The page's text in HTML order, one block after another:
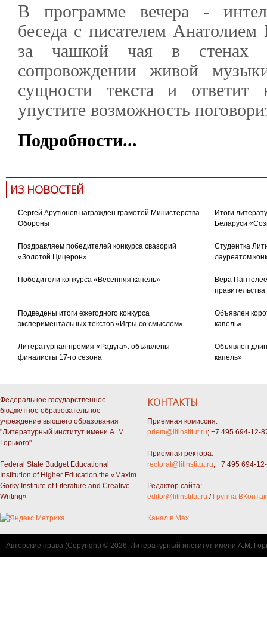
В программе вечера -
беседа с писателем
за чашкой чая в стенах
сопровождении живой
сущности текста и
упустите возможность
Подробности...
ИЗ НОВОСТЕЙ
Сергей Арутюнов награжден грамотой Министерства
Обороны
Итоги
Беларуси
Поздравляем победителей конкурса свазорий
«Золотой Цицерон»
Студентка
лауреатом
Победители конкурса «Весенняя капель»
Вера
Подведены итоги ежегодного конкурса
экспериментальных текстов «Игры со смыслом»
Объявлен
капель»
Литературная премия «Радуга»: объявлены
финалисты 17-го сезона
Объявлен
капель»
Федеральное государственное
бюджетное образовательное
учреждение высшего образования
"Литературный институт имени А. М.
Горького"
Federal State Budget Educational
Institution of Higher Education the «Maxim
Gorky Institute of Literature and Creative
Writing»
КОНТАКТЫ
Приемная комиссия:
priem@litinstitut.ru; +7 495 694-12-
Приемная ректора:
rectorat@litinstitut.ru; +7 495 694-
Редактор сайта:
editor@litinstitut.ru / Группа
Канал в Max
Авторские права (Copyright) © 2026, Литературный институт имени А.М.